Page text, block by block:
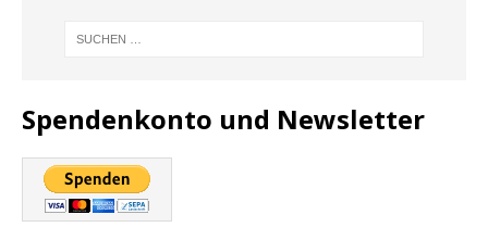
Spendenkonto und Newsletter